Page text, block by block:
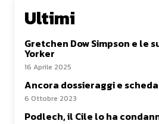
Ultimi
Gretchen Dow Simpson e le
Yorker
16 Aprile 2025
Ancora dossieraggi e
6 Ottobre 2023
Podlech, il Cile lo ha